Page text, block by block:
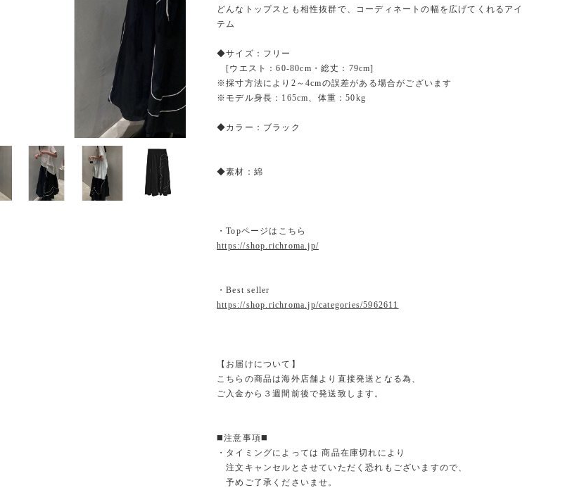
どんなトップスとも相性抜群で、コーディネートの幅を広げてくれるアイ
テム
◆サイズ：フリー
[ウエスト：60-80cm・総丈：79cm]
※採寸方法により2～4cmの誤差がある場合がございます
※モデル身長：165cm、体重：50kg
◆カラー：ブラック
◆素材：綿
・Topページはこちら
https://shop.richroma.jp/
・Best seller
https://shop.richroma.jp/categories/5962611
【お届けについて】
こちらの商品は海外店舗より直接発送となる為、
ご入金から３週間前後で発送致します。
◼️注意事項◼️
・タイミングによっては 商品在庫切れにより
注文キャンセルとさせていただく恐れもございますので、
予めご了承くださいませ。